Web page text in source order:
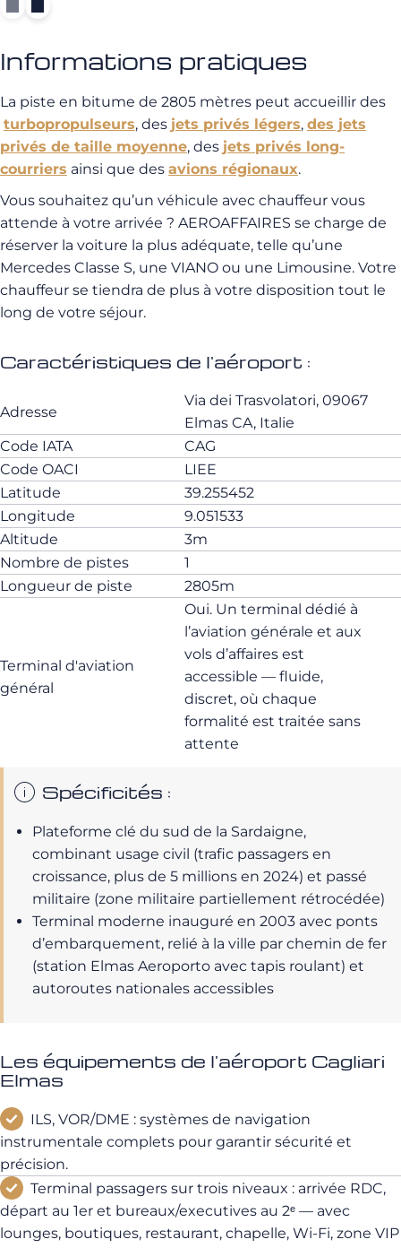
Informations pratiques
La piste en bitume de 2805 mètres peut accueillir des
turbopropulseurs, des jets privés légers, des jets
privés de taille moyenne, des jets privés long-
courriers ainsi que des avions régionaux.
Vous souhaitez qu’un véhicule avec chauffeur vous
attende à votre arrivée ? AEROAFFAIRES se charge de
réserver la voiture la plus adéquate, telle qu’une
Mercedes Classe S, une VIANO ou une Limousine. Votre
chauffeur se tiendra de plus à votre disposition tout le
long de votre séjour.
Caractéristiques de l'aéroport :
Adresse
Via dei Trasvolatori, 09067
Elmas CA, Italie
Code IATA
CAG
Code OACI
LIEE
Latitude
39.255452
Longitude
9.051533
Altitude
3m
Nombre de pistes
1
Longueur de piste
2805m
Terminal d'aviation
général
Oui. Un terminal dédié à
l’aviation générale et aux
vols d’affaires est
accessible — fluide,
discret, où chaque
formalité est traitée sans
attente
Spécificités :
Plateforme clé du sud de la Sardaigne,
combinant usage civil (trafic passagers en
croissance, plus de 5 millions en 2024) et passé
militaire (zone militaire partiellement rétrocédée)
Terminal moderne inauguré en 2003 avec ponts
d’embarquement, relié à la ville par chemin de fer
(station Elmas Aeroporto avec tapis roulant) et
autoroutes nationales accessibles
Les équipements de l'aéroport Cagliari
Elmas
ILS, VOR/DME : systèmes de navigation
instrumentale complets pour garantir sécurité et
précision.
Terminal passagers sur trois niveaux : arrivée RDC,
départ au 1er et bureaux/executives au 2ᵉ — avec
lounges, boutiques, restaurant, chapelle, Wi-Fi, zone VIP